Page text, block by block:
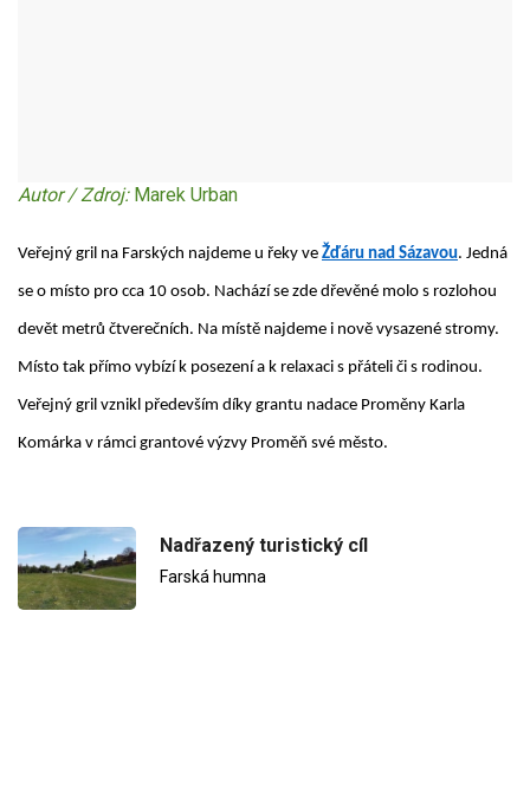
Autor / Zdroj: Marek Urban
Veřejný gril na Farských najdeme u řeky ve Žďáru nad Sázavou. Jedná
se o místo pro cca 10 osob. Nachází se zde dřevěné molo s rozlohou
devět metrů čtverečních. Na místě najdeme i nově vysazené stromy.
Místo tak přímo vybízí k posezení a k relaxaci s přáteli či s rodinou.
Veřejný gril vznikl především díky grantu nadace Proměny Karla
Komárka v rámci grantové výzvy Proměň své město.
Nadřazený turistický cíl
Farská humna